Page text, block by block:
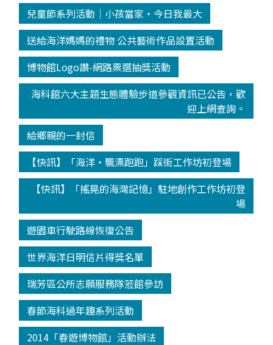
兒童節系列活動│小孩當家‧今日我最大
送給海洋媽媽的禮物 公共藝術作品設置活動
博物館Logo讚-網路票選抽獎活動
海科館六大主題生態體驗步道參觀資訊已公告，歡
迎上網查詢。
給鄉親的一封信
【快訊】「海洋‧飄漂跑跑」踩街工作坊初登場
【快訊】「搖晃的海灣記憶」駐地創作工作坊初登
場
遊園車行駛路線恢復公告
世界海洋日明信片得獎名單
瑞芳區公所志願服務隊蒞館參訪
春節海科過年趣系列活動
2014「春遊博物館」活動辦法